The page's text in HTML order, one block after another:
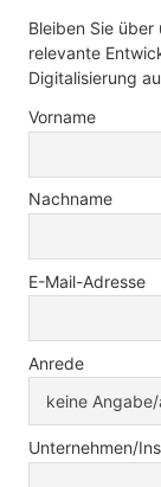
Bleiben Sie
relevante
Digitalisierung
Vorname
Nachname
E-Mail-Adresse
Anrede
Unternehmen/